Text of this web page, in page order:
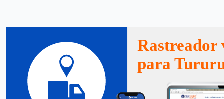
Rastreador
para